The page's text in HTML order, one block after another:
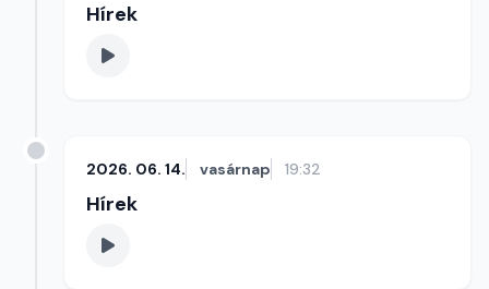
Hírek
2026. 06. 14. vasárnap 19:32
Hírek